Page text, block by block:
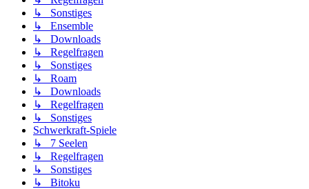
↳ Sonstiges
↳ Ensemble
↳ Downloads
↳ Regelfragen
↳ Sonstiges
↳ Roam
↳ Downloads
↳ Regelfragen
↳ Sonstiges
Schwerkraft-Spiele
↳ 7 Seelen
↳ Regelfragen
↳ Sonstiges
↳ Bitoku